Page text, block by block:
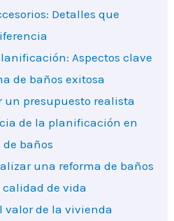
Detalles que
Aspectos clave
de baños exitosa
un presupuesto realista
de la planificación en
baños
una reforma de baños
calidad de vida
valor de la vivienda